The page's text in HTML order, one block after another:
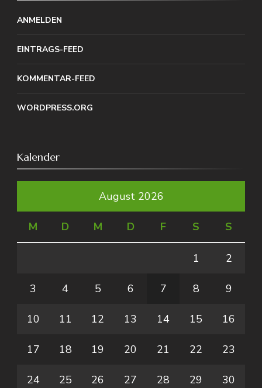
ANMELDEN
EINTRAGS-FEED
KOMMENTAR-FEED
WORDPRESS.ORG
Kalender
August 2026
M D M D F S S
1 2
3 4 5 6 7 8 9
10 11 12 13 14 15 16
17 18 19 20 21 22 23
24 25 26 27 28 29 30